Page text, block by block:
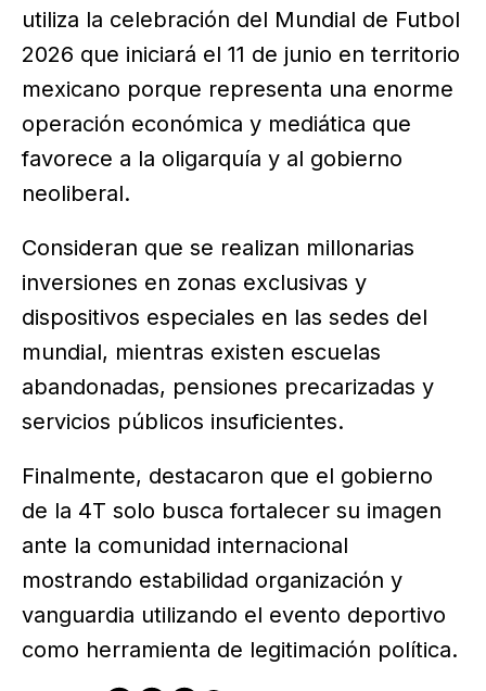
utiliza la celebración del Mundial de Futbol
2026 que iniciará el 11 de junio en territorio
mexicano porque representa una enorme
operación económica y mediática que
favorece a la oligarquía y al gobierno
neoliberal.
Consideran que se realizan millonarias
inversiones en zonas exclusivas y
dispositivos especiales en las sedes del
mundial, mientras existen escuelas
abandonadas, pensiones precarizadas y
servicios públicos insuficientes.
Finalmente, destacaron que el gobierno
de la 4T solo busca fortalecer su imagen
ante la comunidad internacional
mostrando estabilidad organización y
vanguardia utilizando el evento deportivo
como herramienta de legitimación política.